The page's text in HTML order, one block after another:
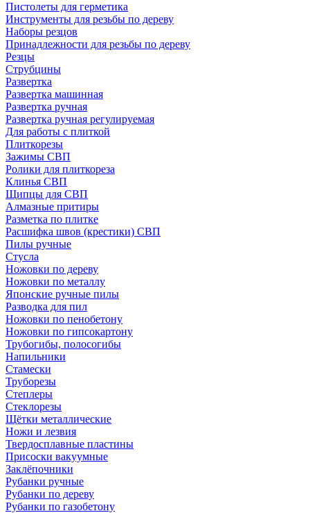
Пистолеты для герметика
Инструменты для резьбы по дереву
Наборы резцов
Принадлежности для резьбы по дереву
Резцы
Струбцины
Развертка
Развертка машинная
Развертка ручная
Развертка ручная регулируемая
Для работы с плиткой
Плиткорезы
Зажимы СВП
Ролики для плиткореза
Клинья СВП
Щипцы для СВП
Алмазные притиры
Разметка по плитке
Расшифка швов (крестики) СВП
Пилы ручные
Стусла
Ножовки по дереву
Ножовки по металлу
Японские ручные пилы
Разводка для пил
Ножовки по пенобетону
Ножовки по гипсокартону
Трубогибы, полосогибы
Напильники
Стамески
Труборезы
Степлеры
Стеклорезы
Щётки металлические
Ножи и лезвия
Твердосплавные пластины
Присоски вакуумные
Заклёпочники
Рубанки ручные
Рубанки по дереву
Рубанки по газобетону